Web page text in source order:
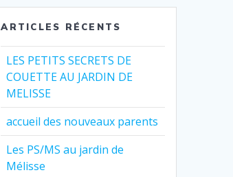
ARTICLES RÉCENTS
LES PETITS SECRETS DE
COUETTE AU JARDIN DE
MELISSE
accueil des nouveaux parents
Les PS/MS au jardin de
Mélisse